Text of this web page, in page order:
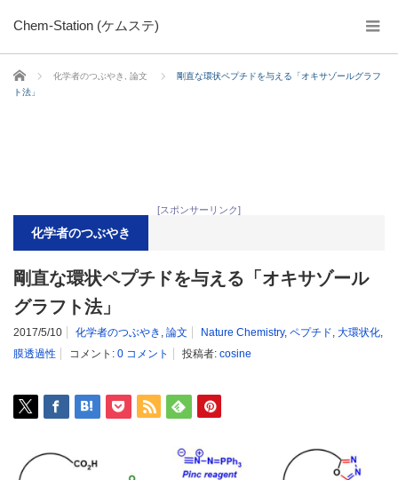
Chem-Station (ケムステ)
ホーム 化学者のつぶやき 論文
剛直な環状ペプチドを与える「オキサゾールグラフ
ト法」
[スポンサーリンク]
化学者のつぶやき
剛直な環状ペプチドを与える「オキサゾール
グラフト法」
2017/5/10 化学者のつぶやき , 論文 Nature Chemistry, ペプチド, 大環状化,
膜透過性
コメント: 0 コメント 投稿者: cosine